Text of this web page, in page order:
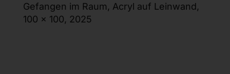
Gefangen im Raum, Acryl auf Leinwand,
100 x 100, 2025